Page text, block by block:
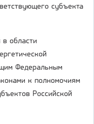
субъекта
области
Федеральным
к полномочиям
Российской